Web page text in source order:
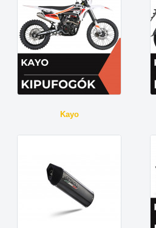
Kayo